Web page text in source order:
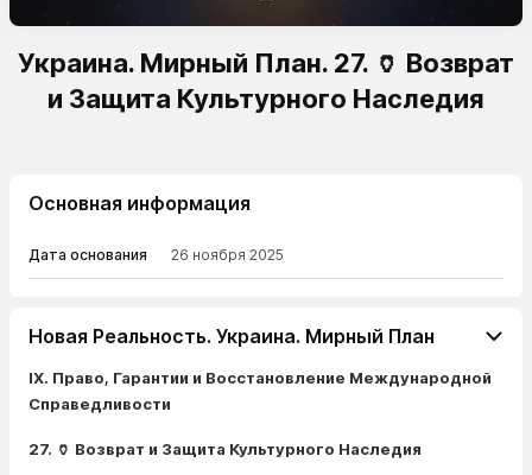
Украина. Мирный План. 27. 🏺 Возврат
и Защита Культурного Наследия
Основная информация
Дата основания 26 ноября 2025
Новая Реальность. Украина. Мирный План
IX. Право, Гарантии и Восстановление Международной
Справедливости
27. 🏺 Возврат и Защита Культурного Наследия